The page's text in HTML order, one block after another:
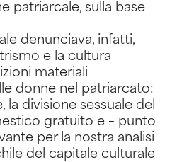
patriarcale, sulla base
denunciava, infatti,
e la cultura
materiali
donne nel patriarcato:
la divisione sessuale del
gratuito e – punto
per la nostra analisi
del capitale culturale